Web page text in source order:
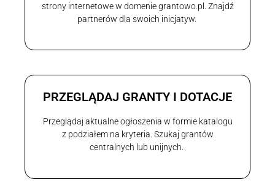
strony internetowe w domenie grantowo.pl. Znajdź
partnerów dla swoich inicjatyw.
PRZEGLĄDAJ GRANTY I DOTACJE
Przeglądaj aktualne ogłoszenia w formie katalogu
z podziałem na kryteria. Szukaj grantów
centralnych lub unijnych.